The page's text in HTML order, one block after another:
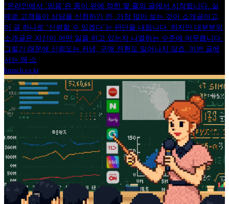
”온라인에서 ‘믿음’은 종이 위에 적힌 몇 줄의 글에서 시작됩니다. 실
제로 고객들이 상담을 신청하기 전, 가장 많이 보는 것이 소개글이고,
이 글 하나로 ‘신뢰할 수 있겠다’는 판단을 내립니다. 하지만 대부분의
소개글은 자신이 어떤 일을 하고 있는지 나열하는 수준에 머무릅니다.
그렇기 때문에 신뢰도는 커녕, 구매 전환도 일어나지 않죠. 이번 글에
서는 왜 소
brunch.co.kr